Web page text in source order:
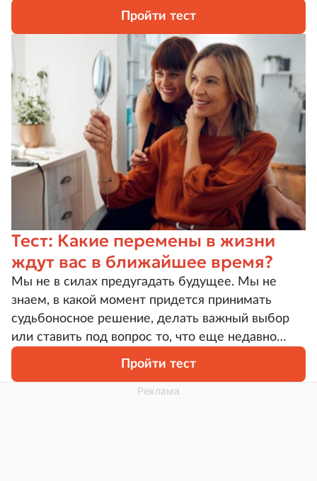
получить, вам нужно сделать лишь одно —
выбрать картину из книги Маттейса ван Мирло
«Дивный мир нелепых лиц» («Альпина
Пройти тест
Тест: Какие перемены в жизни
ждут вас в ближайшее время?
Мы не в силах предугадать будущее. Мы не
знаем, в какой момент придется принимать
судьбоносное решение, делать важный выбор
или ставить под вопрос то, что еще недавно
казалось истиной. Но этим жизнь и интересна!
Время не стоит на месте, перемены неизбежны,
и наша задача — уметь к ним быстро
Пройти тест